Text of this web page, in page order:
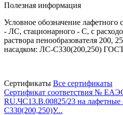
Полезная информация
Условное обозначение лафетного
- ЛС, стационарного - С, с
раствора пенообразователя 200,
насадком: ЛС-С330(200,250)
Сертификаты Все сертификаты
Сертификат соответствия №
RU.ЧС13.В.00825/23 на
С330(200,250)У...